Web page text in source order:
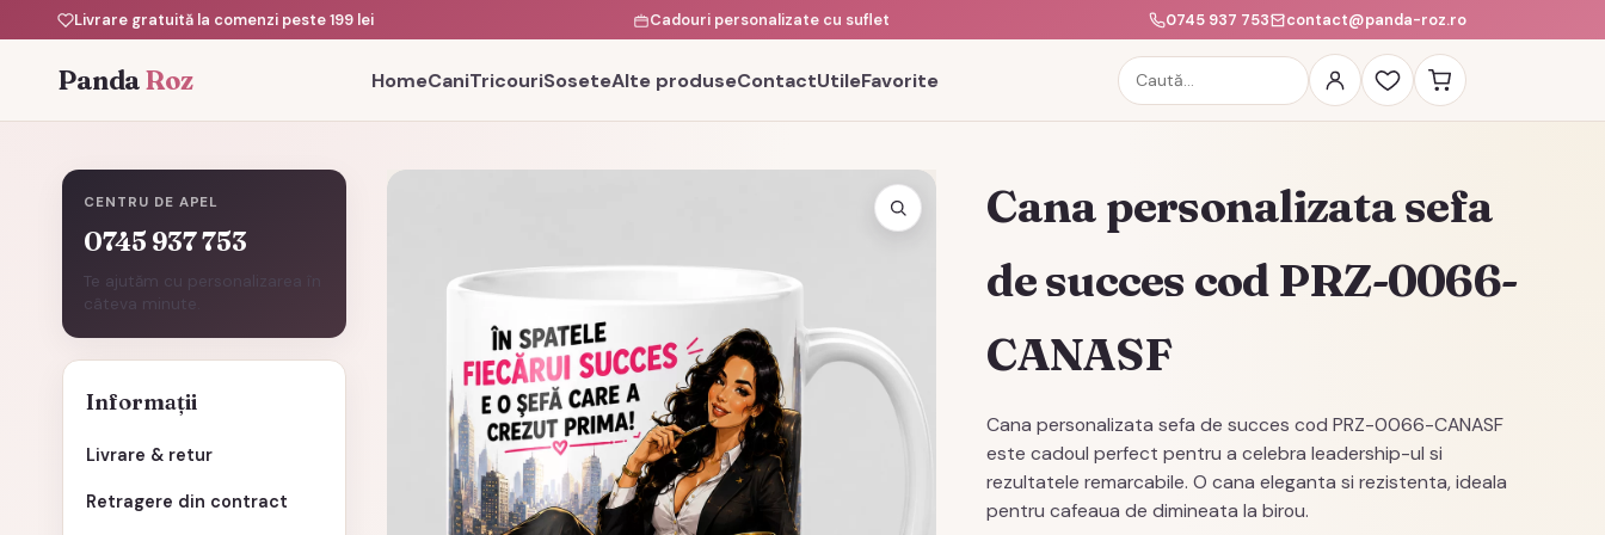
Livrare gratuită la comenzi peste 199 lei Cadouri personalizate cu suflet 0745 937 753 contact@panda-roz.ro
PandaRoz HomeCaniTricouriSoseteAlte produseContactUtileFavorite
Caută
produse
CENTRU DE APEL
0745 937 753
Te ajutăm cu personalizarea în
câteva minute.
Informații
Livrare & retur
Retragere din contract
Cana personalizata sefa
de succes cod PRZ-0066-
CANASF
Cana personalizata sefa de succes cod PRZ-0066-CANASF
este cadoul perfect pentru a celebra leadership-ul si
rezultatele remarcabile. O cana eleganta si rezistenta, ideala
pentru cafeaua de dimineata la birou.